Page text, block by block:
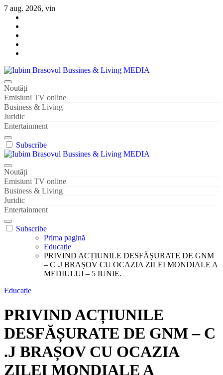
Sari
conținut
7 aug. 2026, vin
Iubim Brasovul Bussines & Living MEDIA
Din pasiune și dragoste pentru Brașoveni
Noutăți
Emisiuni TV online
Business & Living
Juridic
Entertainment
Subscribe
Iubim Brasovul Bussines & Living MEDIA
Din pasiune și dragoste pentru Brașoveni
Noutăți
Emisiuni TV online
Business & Living
Juridic
Entertainment
Subscribe
Prima pagină
Educație
PRIVIND ACȚIUNILE DESFĂȘURATE DE GNM
– C .J BRAȘOV CU OCAZIA ZILEI MONDIALE A
MEDIULUI – 5 IUNIE.
Educație
PRIVIND ACȚIUNILE
DESFĂȘURATE DE GNM – C
.J BRAȘOV CU OCAZIA
ZILEI MONDIALE A